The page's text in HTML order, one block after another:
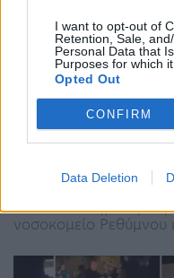
I want to opt-out of
Retention, Sale,
Personal Data that
Purposes for which
Opted Out
CONFIRM
Data Deletion
Άγρια συμπλοκή
11:22 - 1 Φεβρουαρίου 2023
Και οι δύο είχαν
νοσοκομείο Ρεθύμνου